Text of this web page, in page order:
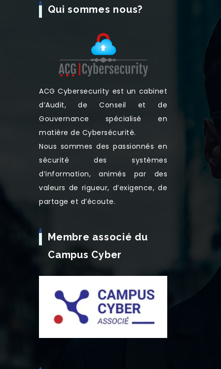
Qui sommes nous?
ACG Cybersecurity est un cabinet
d’Audit, de Conseil et de
Gouvernance spécialisé en
matière de Cybersécurité.
Nous sommes des passionnés en
sécurité des systèmes
d’information, animés par des
valeurs de rigueur, d’exigence, de
partage et d’écoute.
Membre associé du
Campus Cyber